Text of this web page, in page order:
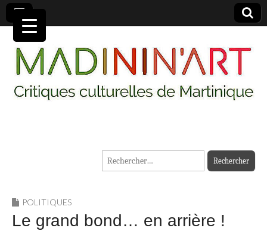
MADININ'ART
Rechercher :
POLITIQUES
Le grand bond… en arrière !